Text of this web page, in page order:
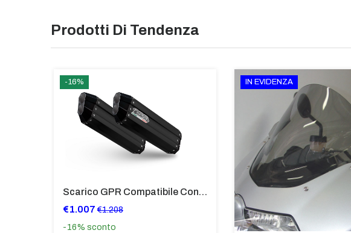
Prodotti Di Tendenza
-16%
Scarico GPR Compatibile Con Bmw K 1600 Gt 2017-2021 - Hyper Sonic Black Titanium
€1.007 €1.208
-16% sconto
IN EVIDENZA